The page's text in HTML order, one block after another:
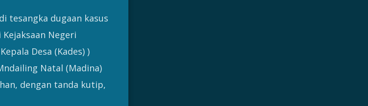
tesangka dugaan kasus
Negeri
Desa (Kades) )
Natal (Madina)
dengan tanda kutip,